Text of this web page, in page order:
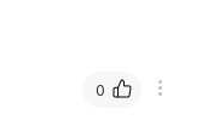
0